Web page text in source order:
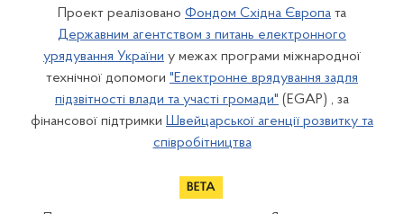
Проект реалізовано Фондом Східна Європа та
Державним агентством з питань електронного
урядування України у межах програми міжнародної
технічної допомоги "Електронне врядування задля
підзвітності влади та участі громади" (EGAP) , за
фінансової підтримки Швейцарської агенції розвитку та
співробітництва